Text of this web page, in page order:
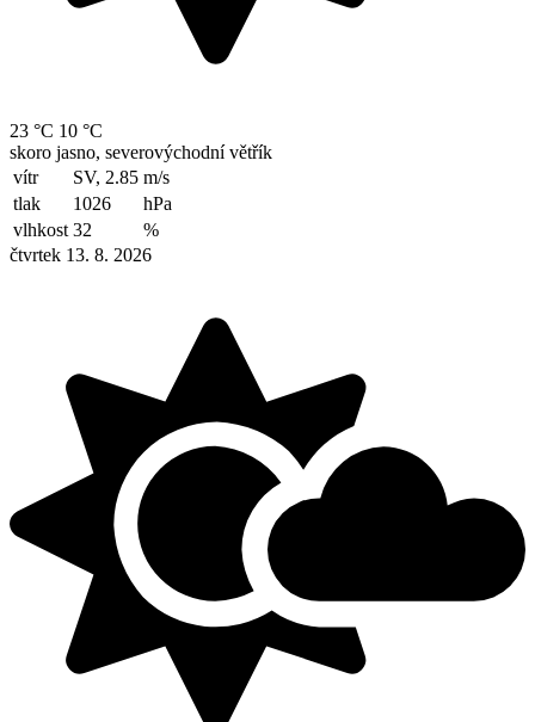
23 °C 10 °C
skoro jasno, severovýchodní větřík
vítr
SV, 2.85 m/s
tlak
1026
hPa
vlhkost 32
%
čtvrtek 13. 8. 2026